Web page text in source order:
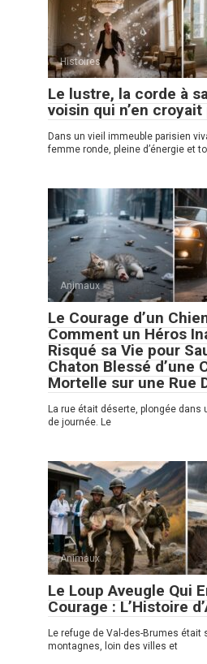
Histoires
Le lustre, la corde à
voisin qui n’en
Dans un vieil immeuble parisien
femme ronde, pleine d’énergie et
Animaux
Le Courage d’un
Comment un Héros
Risqué sa Vie pour
Chaton Blessé d’une
Mortelle sur une Rue
La rue était déserte, plongée dans
de journée. Le
Animaux
Le Loup Aveugle Qui
Courage : L’Histoire
Le refuge de Val-des-Brumes
montagnes, loin des villes et